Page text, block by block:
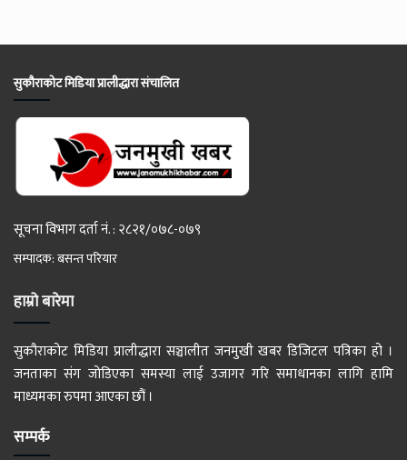
सुकौराकोट मिडिया प्रालीद्धारा संचालित
सूचना विभाग दर्ता नं. : २८२१/०७८-०७९
सम्पादक: बसन्त परियार
हाम्रो बारेमा
सुकौराकोट मिडिया प्रालीद्धारा सञ्चालीत जनमुखी खबर डिजिटल पत्रिका हो ।
जनताका संग जोडिएका समस्या लाई उजागर गरि समाधानका लागि हामि
माध्यमका रुपमा आएका छौं ।
सम्पर्क